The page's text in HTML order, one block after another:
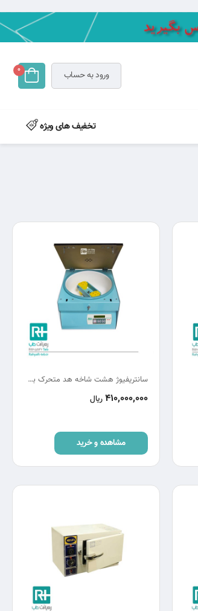
ورود به حساب 0
تخفیف های ویژه
سانتریفیوژ هشت شاخه هد متحرک بهسان HB320
410,000,000 ریال
مشاهده و خرید